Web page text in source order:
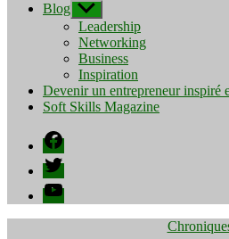
Blog Afficher
le
sous-
menu
Leadership
Networking
Business
Inspiration
Devenir un entrepreneur inspiré
Soft Skills Magazine
Facebook
Twitter
YouTube